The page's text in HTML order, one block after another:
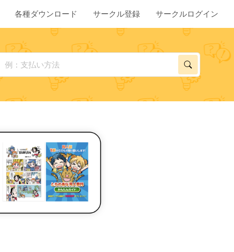
各種ダウンロード サークル登録 サークルログイン